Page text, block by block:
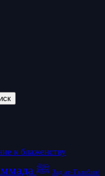
к блаженству
Жизнеописание Пророка Мухаммада ﷺ Зад ат-Талибин/